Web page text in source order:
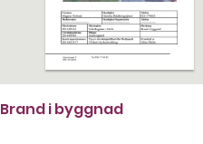
Brand i byggnad